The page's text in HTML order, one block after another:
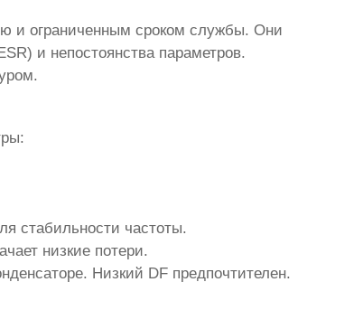
и ограниченным сроком службы. Они
и непостоянства параметров.
стабильности частоты.
низкие потери.
Низкий DF предпочтителен.